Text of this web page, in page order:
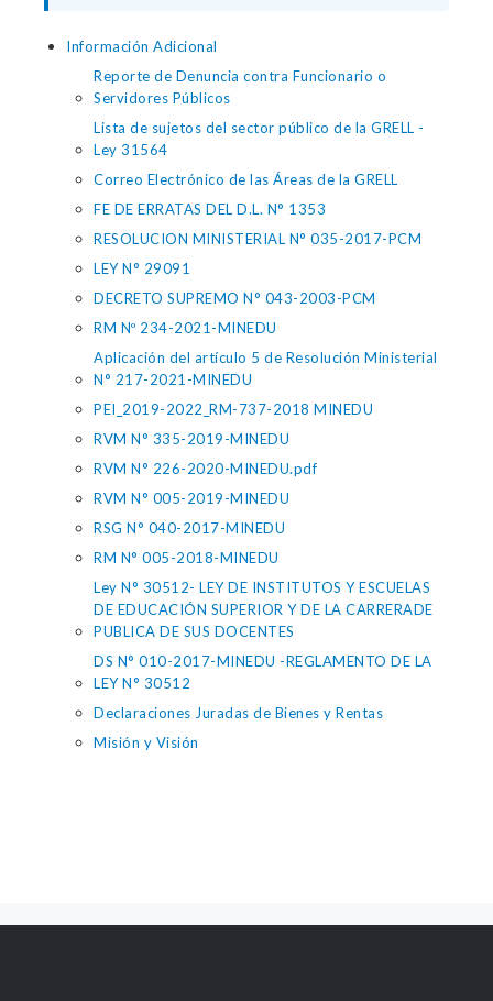
Información Adicional
Reporte de Denuncia contra Funcionario o
Servidores Públicos
Lista de sujetos del sector público de la GRELL -
Ley 31564
Correo Electrónico de las Áreas de la GRELL
FE DE ERRATAS DEL D.L. N° 1353
RESOLUCION MINISTERIAL N° 035-2017-PCM
LEY N° 29091
DECRETO SUPREMO N° 043-2003-PCM
RM Nº 234-2021-MINEDU
Aplicación del artículo 5 de Resolución Ministerial
N° 217-2021-MINEDU
PEI_2019-2022_RM-737-2018 MINEDU
RVM N° 335-2019-MINEDU
RVM N° 226-2020-MINEDU.pdf
RVM N° 005-2019-MINEDU
RSG N° 040-2017-MINEDU
RM N° 005-2018-MINEDU
Ley N° 30512- LEY DE INSTITUTOS Y ESCUELAS
DE EDUCACIÓN SUPERIOR Y DE LA CARRERADE
PUBLICA DE SUS DOCENTES
DS N° 010-2017-MINEDU -REGLAMENTO DE LA
LEY N° 30512
Declaraciones Juradas de Bienes y Rentas
Misión y Visión